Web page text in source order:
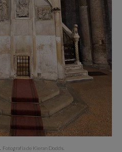
Fotografía de Kieran Dodds.